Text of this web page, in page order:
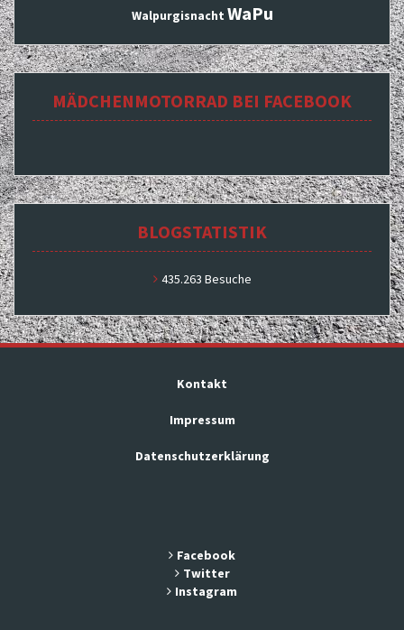
Walpurgisnacht WaPu
MÄDCHENMOTORRAD BEI FACEBOOK
BLOGSTATISTIK
435.263 Besuche
Kontakt
Impressum
Datenschutzerklärung
Facebook
Twitter
Instagram